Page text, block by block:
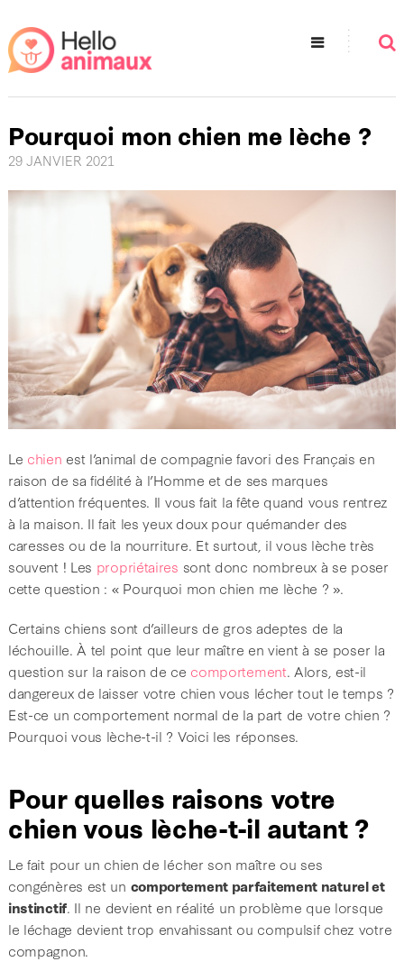
Pourquoi mon chien me lèche ?
29 JANVIER 2021
Le chien est l’animal de compagnie favori des Français en
raison de sa fidélité à l’Homme et de ses marques
d’attention fréquentes. Il vous fait la fête quand vous rentrez
à la maison. Il fait les yeux doux pour quémander des
caresses ou de la nourriture. Et surtout, il vous lèche très
souvent ! Les propriétaires sont donc nombreux à se poser
cette question : « Pourquoi mon chien me lèche ? ».
Certains chiens sont d’ailleurs de gros adeptes de la
léchouille. À tel point que leur maître en vient à se poser la
question sur la raison de ce comportement. Alors, est-il
dangereux de laisser votre chien vous lécher tout le temps ?
Est-ce un comportement normal de la part de votre chien ?
Pourquoi vous lèche-t-il ? Voici les réponses.
Pour quelles raisons votre
chien vous lèche-t-il autant ?
Le fait pour un chien de lécher son maître ou ses
congénères est un comportement parfaitement naturel et
instinctif. Il ne devient en réalité un problème que lorsque
le léchage devient trop envahissant ou compulsif chez votre
compagnon.